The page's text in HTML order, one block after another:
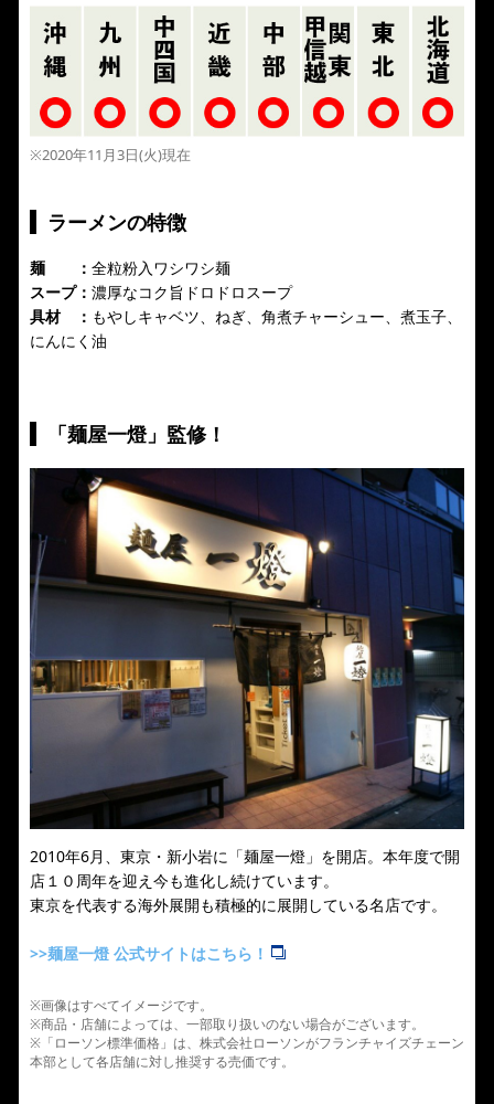
※2020年11月3日(火)現在
ラーメンの特徴
麺 ： 全粒粉入ワシワシ麺
スープ： 濃厚なコク旨ドロドロスープ
具材 ： もやしキャベツ、ねぎ、角煮チャーシュー、煮玉子、
にんにく油
「麺屋一燈」監修！
2010年6月、東京・新小岩に「麺屋一燈」を開店。本年度で開
店１０周年を迎え今も進化し続けています。
東京を代表する海外展開も積極的に展開している名店です。
>>麺屋一燈 公式サイトはこちら！
※画像はすべてイメージです。
※商品・店舗によっては、一部取り扱いのない場合がございます。
※「ローソン標準価格」は、株式会社ローソンがフランチャイズチェーン
本部として各店舗に対し推奨する売価です。